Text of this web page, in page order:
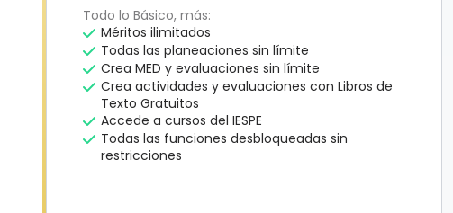
Todo lo Básico, más:
Méritos ilimitados
Todas las planeaciones sin límite
Crea MED y evaluaciones sin límite
Crea actividades y evaluaciones con Libros de
Texto Gratuitos
Accede a cursos del IESPE
Todas las funciones desbloqueadas sin
restricciones